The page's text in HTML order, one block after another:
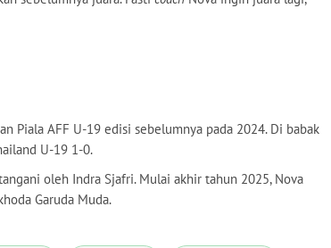
Piala AFF U-19 edisi sebelumnya pada 2024. Di babak
U-19 1-0.
oleh Indra Sjafri. Mulai akhir tahun 2025, Nova
Garuda Muda.